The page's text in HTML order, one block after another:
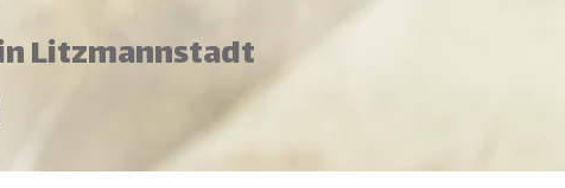
Litzmannstadt